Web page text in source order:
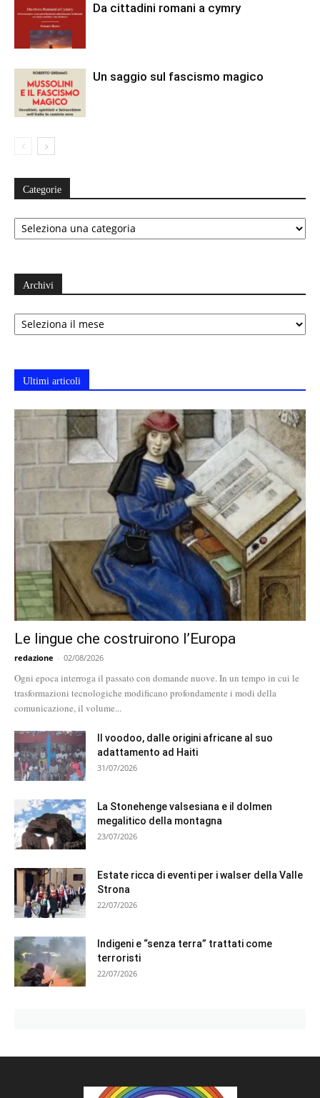
Da cittadini romani a cymry
Un saggio sul fascismo magico
Categorie
Categorie
Archivi
Archivi
Ultimi articoli
Le lingue che costruirono l’Europa
redazione - 02/08/2026
Ogni epoca interroga il passato con domande nuove. In un tempo in cui le
trasformazioni tecnologiche modificano profondamente i modi della
comunicazione, il volume...
Il voodoo, dalle origini africane al suo
adattamento ad Haiti
31/07/2026
La Stonehenge valsesiana e il dolmen
megalitico della montagna
23/07/2026
Estate ricca di eventi per i walser della Valle
Strona
22/07/2026
Indigeni e “senza terra” trattati come
terroristi
22/07/2026